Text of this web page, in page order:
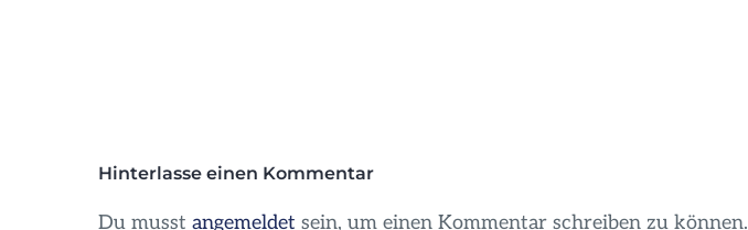
Hinterlasse einen Kommentar
Du musst angemeldet sein, um einen Kommentar schreiben zu können.